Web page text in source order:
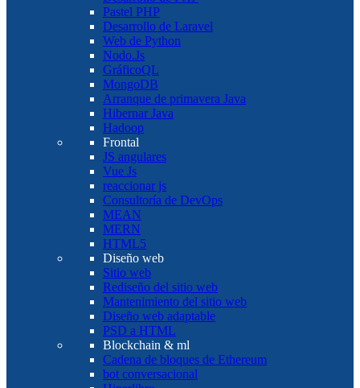
Pastel PHP
Desarrollo de Laravel
Web de Python
Nodo.Js
GráficoQL
MongoDB
Arranque de primavera Java
Hibernar Java
Hadoop
Frontal
JS angulares
Vue Js
reaccionar js
Consultoría de DevOps
MEAN
MERN
HTML5
Diseño web
Sitio web
Rediseño del sitio web
Mantenimiento del sitio web
Diseño web adaptable
PSD a HTML
Blockchain & ml
Cadena de bloques de Ethereum
bot conversacional